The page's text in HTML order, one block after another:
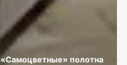
«Самоцветные» полотна